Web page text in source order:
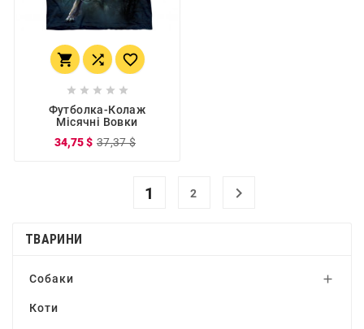
  
    
Футболка-Колаж
Місячні Вовки
34,75 $ 37,37 $
1 2 
ТВАРИНИ
Собаки 
Коти